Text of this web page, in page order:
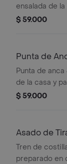
ensalada de
$ 59.000
Punta de
Punta de
de la casa y
$ 59.000
Asado de
Tren de
preparado en